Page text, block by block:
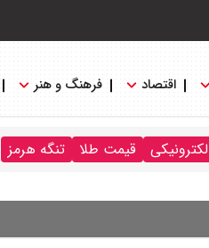
اقتصاد فرهنگ و هنر
قیمت طلا تنگه هرمز